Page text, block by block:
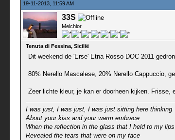
19-11-2013, 11:59 AM
33S
Melchior
Tenuta di Fessina, Sicilië
Dit weekend de 'Erse' Etna Rosso DOC 2011
80% Nerello Mascalese, 20% Nerello Cappuccio,
Zeer lichte kleur, je kan er doorheen kijken.
I was just, I was just, I was just sitting here thinking
About your kiss and your warm embrace
When the reflection in the glass that I held to my
Revealed the tears that were on my face